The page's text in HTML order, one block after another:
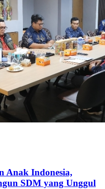
Anak Indonesia,
SDM yang Unggul